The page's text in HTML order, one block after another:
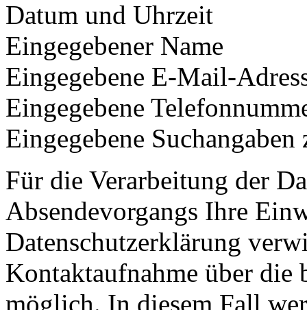
Datum und Uhrzeit
Eingegebener Name
Eingegebene E-Mail-
Eingegebene
Eingegebene
Für die Verarbeitung der
Absendevorgangs Ihre
Datenschutzerklärung
Kontaktaufnahme über die
möglich. In diesem Fall